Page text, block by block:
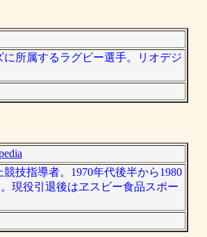
所属するラグビー選手。リオデジ
技指導者。1970年代後半から1980
現役引退後はヱスビー食品スポー